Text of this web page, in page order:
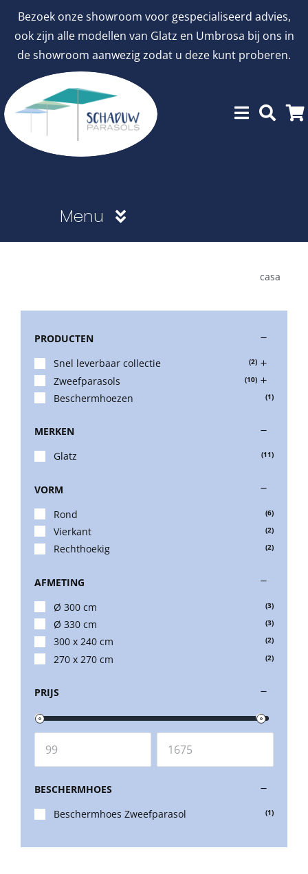
Bezoek onze showroom voor gespecialiseerd advies,
ook zijn alle modellen van Glatz en Umbrosa bij ons in
de showroom aanwezig zodat u deze kunt proberen.
inhoud
Menu
Stokparasols
Zweefparasols
Horeca parasols
Schaduwdoeken
Parasolvoeten
Balkonklemmen
Verlichting
Glatz Vita Collectie
casa
PRODUCTEN
Snel leverbaar collectie
(2)
Zweefparasols (10)
Beschermhoezen (1)
MERKEN
Glatz
(11)
VORM
Rond
(6)
Vierkant (2)
Rechthoekig (2)
AFMETING
Ø 300 cm
(3)
Ø 330 cm (3)
300 x 240 cm (2)
270 x 270 cm (2)
PRIJS
BESCHERMHOES
Beschermhoes Zweefparasol
(1)